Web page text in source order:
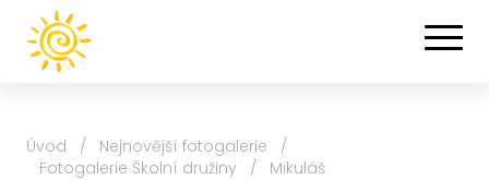
Úvod / Nejnovější fotogalerie
/
Fotogalerie Školní družiny
/ Mikuláš